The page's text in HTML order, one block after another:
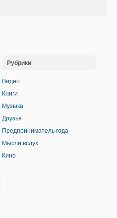
Рубрики
Видео
Книги
Музыка
Друзья
Предприниматель года
Мысли вслух
Кино